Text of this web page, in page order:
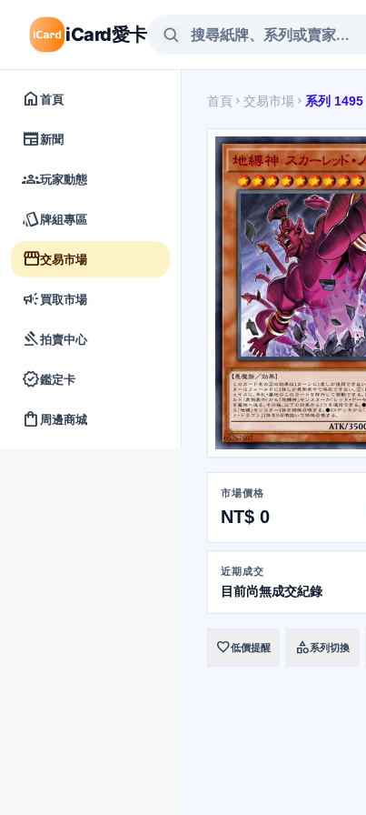
iCard愛卡
home首頁
newspaper新聞
groups玩家動態
style牌組專區
storefront交易市場
campaign買取市場
gavel拍賣中心
verified鑑定卡
shopping_bag 周邊商城
首頁 chevron_right 交易市場 chevron_right 系列 1495
市場價格
NT$ 0
近期成交
目前尚無成交紀錄
favorite低價提醒 category系列切換